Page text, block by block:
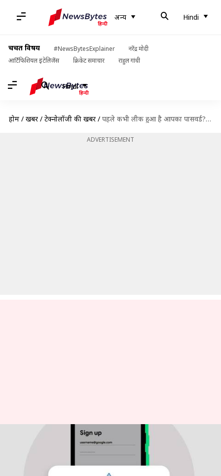
अन्य Hindi
चर्चित विषय #NewsBytesExplainer
नरेंद्र मोदी
आर्टिफिशियल इंटेलिजेंस
क्रिकेट समाचार राहुल गांधी
Hindi
होम / खबरें / टेक्नोलॉजी की खबरें / पहले कभी लीक हुआ है आपका पासवर्ड? अपने आप बदल देगा गूगल असिस्टेंट
ADVERTISEMENT
पहले कभी लीक हुआ है आपका
पासवर्ड? अपने आप बदल देगा गूगल
असिस्टेंट